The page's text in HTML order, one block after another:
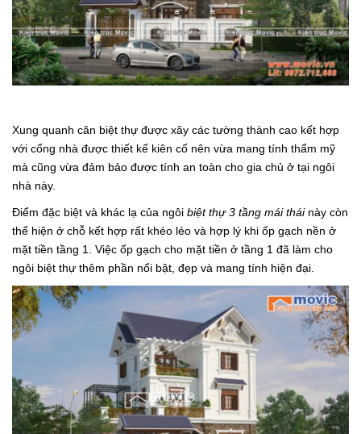
Xung quanh căn biệt thự được xây các tường thành cao kết hợp
với cổng nhà được thiết kế kiên cố nên vừa mang tính thẩm mỹ
mà cũng vừa đảm bảo được tính an toàn cho gia chủ ở tại ngôi
nhà này.
Điểm đặc biệt và khác lạ của ngôi biệt thự 3 tầng mái tháinày còn
thể hiện ở chỗ kết hợp rất khéo léo và hợp lý khi ốp gạch nền ở
mặt tiền tầng 1. Việc ốp gạch cho mặt tiền ở tầng 1 đã làm cho
ngôi biệt thự thêm phần nổi bật, đẹp và mang tính hiện đại.